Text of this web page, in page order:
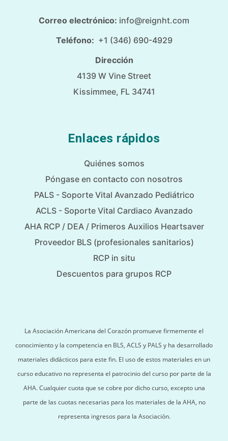
Correo electrónico: info@reignht.com
Teléfono: +1 (346) 690-4929
Dirección
4139 W Vine Street
Kissimmee, FL 34741
Enlaces rápidos
Quiénes somos
Póngase en contacto con nosotros
PALS - Soporte Vital Avanzado Pediátrico
ACLS - Soporte Vital Cardiaco Avanzado
AHA RCP / DEA / Primeros Auxilios Heartsaver
Proveedor BLS (profesionales sanitarios)
RCP in situ
Descuentos para grupos RCP
La Asociación Americana del Corazón promueve firmemente el
conocimiento y la competencia en BLS, ACLS y PALS y ha desarrollado
materiales didácticos para este fin. El uso de estos materiales en un
curso educativo no representa el patrocinio del curso por parte de la
AHA. Cualquier cuota que se cobre por dicho curso, excepto una
parte de las cuotas necesarias para los materiales de la AHA, no
representa ingresos para la Asociación.